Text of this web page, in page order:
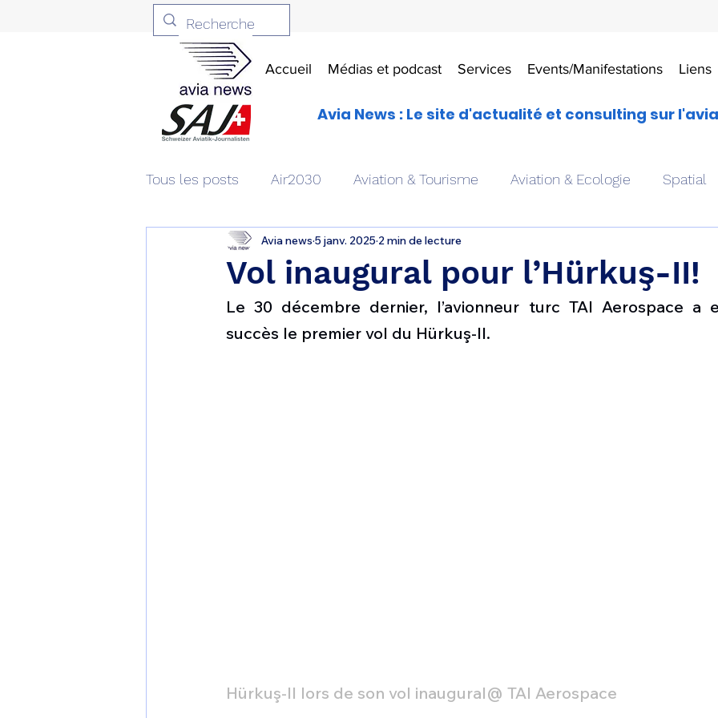
Accueil Médias et podcast Services Events/Manifestations Liens
Avia News : Le site d'actualité et consulting sur
Tous les posts Air2030 Aviation & Tourisme Aviation & Ecologie Spatial
Aviation & Défense Livres Drones aériens
Patrimoine aéronautique Avionique & pilotage Avion expérimental
Vol inaugural pour l’Hürkuş-II!
Avia news 5 janv. 2025 2 min de lecture
Le 30 décembre dernier, l’avionneur turc TAI Aerospace a
succès le premier vol du Hürkuş-II.
Hürkuş-II lors de son vol inaugural@ TAI Aerospace